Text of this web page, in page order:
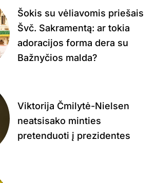
Šokis su vėliavomis priešais
Švč. Sakramentą: ar tokia
adoracijos forma dera su
Bažnyčios malda?
Viktorija Čmilytė-Nielsen
neatsisako minties
pretenduoti į prezidentes